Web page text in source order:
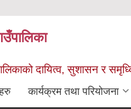
दायित्व, सुशासन र
कार्यक्रम तथा परियोजना